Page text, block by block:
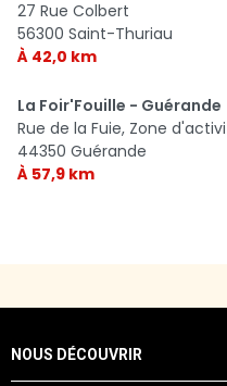
27 Rue Colbert
56300 Saint-Thuriau
À 42,0 km
La Foir'Fouille - Guérande
Rue de la Fuie, Zone
44350 Guérande
À 57,9 km
NOUS DÉCOUVRIR